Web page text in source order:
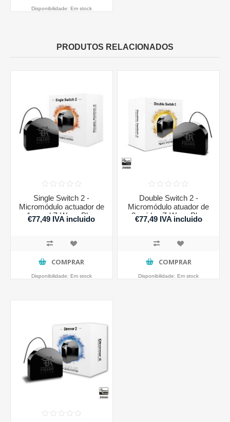
Disponibilidade: Em stock
PRODUTOS RELACIONADOS
Single Switch 2 -
Micromódulo actuador de
1 canal Z-Wave Plus
€77,49 IVA incluido
COMPRAR
Disponibilidade: Em stock
Double Switch 2 -
Micromódulo atuador de
2 saídas Z-Wave Plus
€77,49 IVA incluido
COMPRAR
Disponibilidade: Em stock